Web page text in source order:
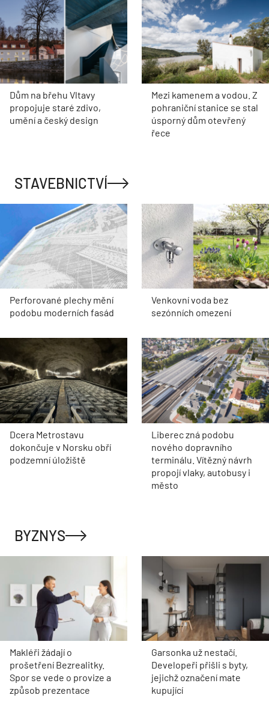
Dům na břehu Vltavy
propojuje staré zdivo,
umění a český design
Mezi kamenem a vodou. Z
pohraniční stanice se stal
úsporný dům otevřený
řece
STAVEBNICTVÍ
Perforované plechy mění
podobu moderních fasád
Venkovní voda bez
sezónních omezení
Dcera Metrostavu
dokončuje v Norsku obří
podzemní úložiště
Liberec zná podobu
nového dopravního
terminálu. Vítězný návrh
propojí vlaky, autobusy i
město
BYZNYS
Makléři žádají o
prošetření Bezrealitky.
Spor se vede o provize a
způsob prezentace
Garsonka už nestačí.
Developeři přišli s byty,
jejichž označení mate
kupující